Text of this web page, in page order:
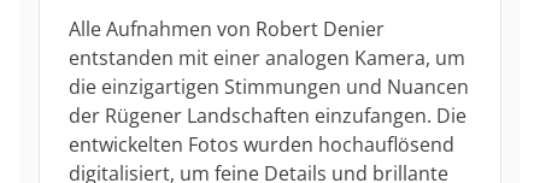
Alle Aufnahmen von Robert Denier
entstanden mit einer analogen Kamera, um
die einzigartigen Stimmungen und Nuancen
der Rügener Landschaften einzufangen. Die
entwickelten Fotos wurden hochauflösend
digitalisiert, um feine Details und brillante